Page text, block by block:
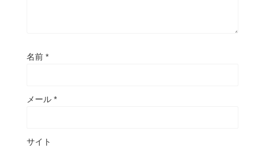
名前 *
メール *
サイト